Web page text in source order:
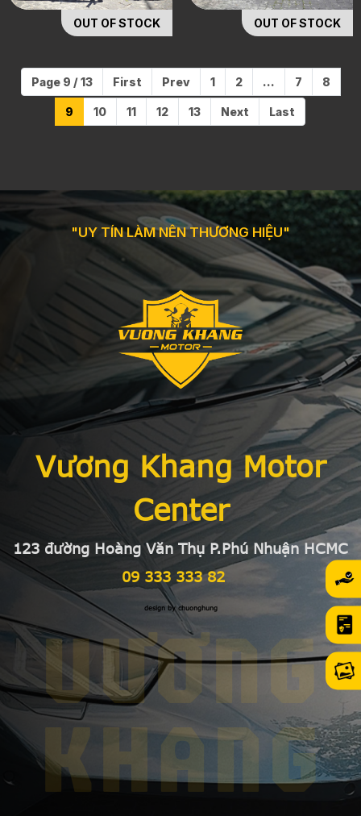
OUT OF STOCK OUT OF STOCK
Page 9 / 13 First Prev 1 2 ... 7 8
9 10 11 12 13 Next Last
"UY TÍN LÀM NÊN THƯƠNG HIỆU"
Vương Khang Motor
Center
123 đường Hoàng Văn Thụ P.Phú Nhuận HCMC
09 333 333 82
design by chuonghung
VƯƠNG
KHANG